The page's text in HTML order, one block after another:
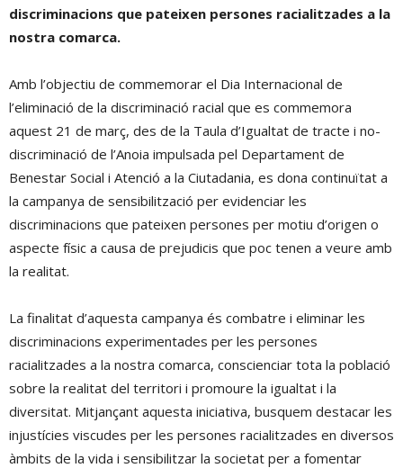
discriminacions que pateixen persones racialitzades a la
nostra comarca.
Amb l’objectiu de commemorar el Dia Internacional de
l’eliminació de la discriminació racial que es commemora
aquest 21 de març, des de la Taula d’Igualtat de tracte i no-
discriminació de l’Anoia impulsada pel Departament de
Benestar Social i Atenció a la Ciutadania, es dona continuïtat a
la campanya de sensibilització per evidenciar les
discriminacions que pateixen persones per motiu d’origen o
aspecte físic a causa de prejudicis que poc tenen a veure amb
la realitat.
La finalitat d’aquesta campanya és combatre i eliminar les
discriminacions experimentades per les persones
racialitzades a la nostra comarca, conscienciar tota la població
sobre la realitat del territori i promoure la igualtat i la
diversitat. Mitjançant aquesta iniciativa, busquem destacar les
injustícies viscudes per les persones racialitzades en diversos
àmbits de la vida i sensibilitzar la societat per a fomentar